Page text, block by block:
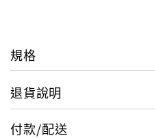
規格
退貨說明
付款/配送